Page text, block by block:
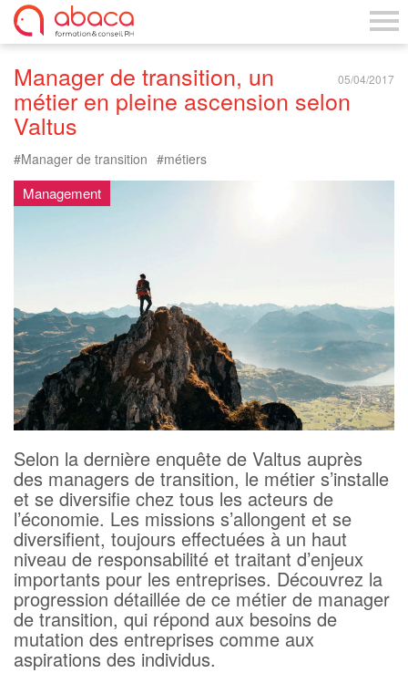
05/04/2017
Manager de transition, un
métier en pleine ascension selon
Valtus
Manager de transition métiers
Management
Selon la dernière enquête de Valtus auprès
des managers de transition, le métier s’installe
et se diversifie chez tous les acteurs de
l’économie. Les missions s’allongent et se
diversifient, toujours effectuées à un haut
niveau de responsabilité et traitant d’enjeux
importants pour les entreprises. Découvrez la
progression détaillée de ce métier de manager
de transition, qui répond aux besoins de
mutation des entreprises comme aux
aspirations des individus.